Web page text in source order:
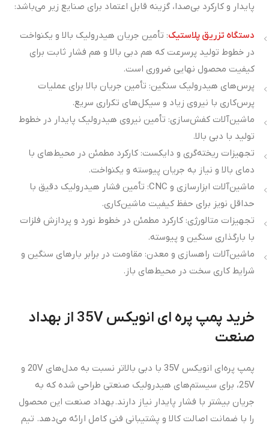
پایدار و کارکرد بی‌صدا، گزینه قابل اعتماد برای صنایع زیر می‌باشد:
دستگاه تزریق پلاستیک: تأمین جریان هیدرولیک بالا و یکنواخت
در خطوط تولید پرسرعت که هم دبی بالا و هم فشار ثابت برای
کیفیت محصول نهایی ضروری است.
پرس‌های هیدرولیک سنگین: تأمین جریان بالا برای عملیات
پرس‌کاری با نیروی زیاد و سیکل‌های تکراری سریع.
ماشین‌آلات کفش‌سازی: تأمین نیروی هیدرولیک پایدار در خطوط
تولید با دبی بالا.
تجهیزات ریخته‌گری و دایکست: کارکرد مطمئن در محیط‌های با
دمای بالا و نیاز به جریان پیوسته و یکنواخت.
ماشین‌آلات ابزارسازی و CNC: تأمین فشار هیدرولیک دقیق با
حداقل نویز برای حفظ کیفیت ماشین‌کاری.
تجهیزات متالورژی: کارکرد مطمئن در خطوط نورد و پردازش فلزات
با بارگذاری سنگین و پیوسته.
ماشین‌آلات راهسازی و معدن: مقاومت در برابر بارهای سنگین و
شرایط کاری سخت در محیط‌های باز.
خرید پمپ پره ای انویکس 35V
از بهداد
صنعت
پمپ پره‌ای انویکس 35V با دبی بالاتر نسبت به مدل‌های 20V و
25V، برای سیستم‌های هیدرولیک صنعتی طراحی شده که به
جریان بیشتر با فشار پایدار نیاز دارند. بهداد صنعت این محصول
را با ضمانت اصالت کالا و پشتیبانی فنی کامل ارائه می‌دهد. تیم